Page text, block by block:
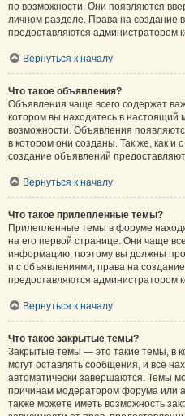
по возможности. Они появляются
личном разделе. Права на создание
предоставляются администратором
Вернуться к началу
Что такое объявления?
Объявления чаще всего содержат
котором вы находитесь в
возможности. Объявления
в котором они созданы. Так же, как
создание объявлений
Вернуться к началу
Что такое прилепленные темы?
Прилепленные темы в форуме
на его первой странице. Они чаще
информацию, поэтому вы должны
и с объявлениями, права на
предоставляются администратором
Вернуться к началу
Что такое закрытые темы?
Закрытые темы — это такие темы, в
могут оставлять сообщения, и все
автоматически завершаются. Темы
причинам модератором форума или
также можете иметь возможность